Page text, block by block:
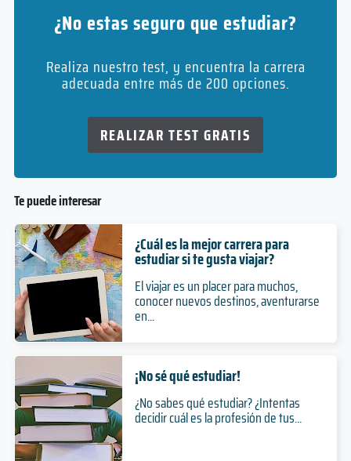
¿No estas seguro que estudiar?
Realiza nuestro test, y encuentra la carrera
adecuada entre más de 200 opciones.
REALIZAR TEST GRATIS
Te puede interesar
¿Cuál es la mejor carrera para
estudiar si te gusta viajar?
El viajar es un placer para muchos,
conocer nuevos destinos, aventurarse
en...
¡No sé qué estudiar!
¿No sabes qué estudiar? ¿Intentas
decidir cuál es la profesión de tus...